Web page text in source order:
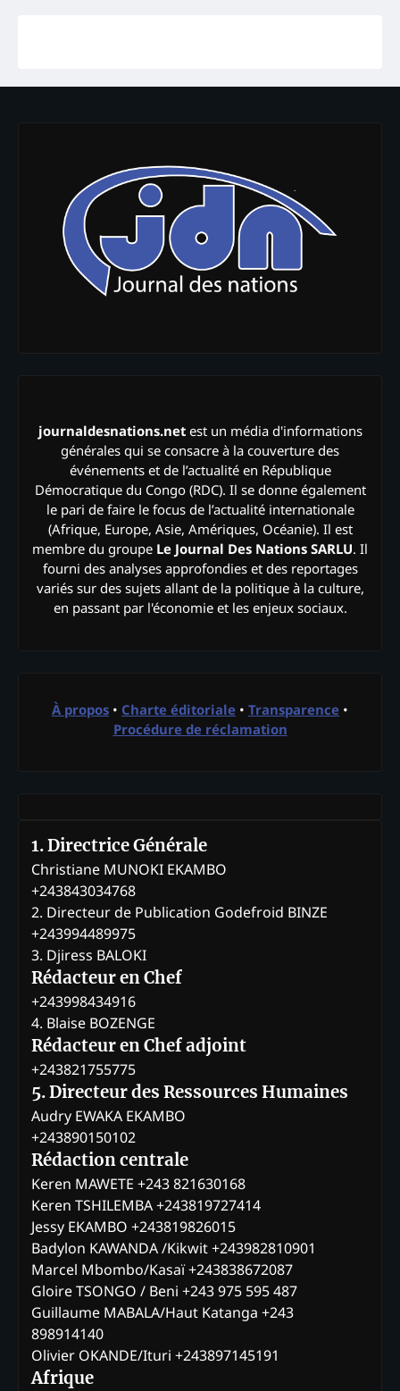
journaldesnations.netest un média d'informations
générales qui se consacre à la couverture des
événements et de l’actualité en République
Démocratique du Congo (RDC). Il se donne également
le pari de faire le focus de l’actualité internationale
(Afrique, Europe, Asie, Amériques, Océanie). Il est
membre du groupe Le Journal Des Nations SARLU. Il
fourni des analyses approfondies et des reportages
variés sur des sujets allant de la politique à la culture,
en passant par l'économie et les enjeux sociaux.
À propos • Charte éditoriale • Transparence •
Procédure de réclamation
1. Directrice Générale
Christiane MUNOKI EKAMBO
+243843034768
2. Directeur de Publication Godefroid BINZE
+243994489975
3. Djiress BALOKI
Rédacteur en Chef
+243998434916
4. Blaise BOZENGE
Rédacteur en Chef adjoint
+243821755775
5. Directeur des Ressources Humaines
Audry EWAKA EKAMBO
+243890150102
Rédaction centrale
Keren MAWETE +243 821630168
Keren TSHILEMBA +243819727414
Jessy EKAMBO +243819826015
Badylon KAWANDA /Kikwit +243982810901
Marcel Mbombo/Kasaï +243838672087
Gloire TSONGO / Beni +243 975 595 487
Guillaume MABALA/Haut Katanga +243
898914140
Olivier OKANDE/Ituri +243897145191
Afrique